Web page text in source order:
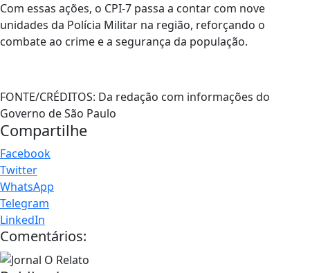
Com essas ações, o CPI-7 passa a contar com nove
unidades da Polícia Militar na região, reforçando o
combate ao crime e a segurança da população.
FONTE/CRÉDITOS: Da redação com informações do
Governo de São Paulo
Compartilhe
Facebook
Twitter
WhatsApp
Telegram
LinkedIn
Comentários: